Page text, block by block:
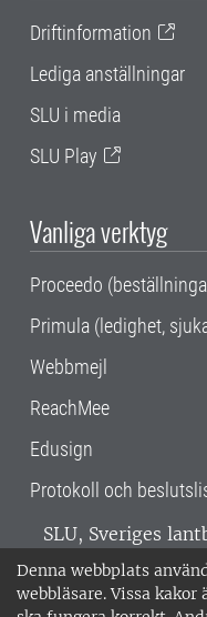
Denna webbplats
webbläsare. Vissa
Driftinformation
Lediga anställningar
SLU i media
SLU Play
Vanliga verktyg
Proceedo
Primula (ledighet,
Webbmejl
ReachMee
Edusign
Protokoll och
SLU, Sveriges
verksamhet över
Alnarp, Uppsala